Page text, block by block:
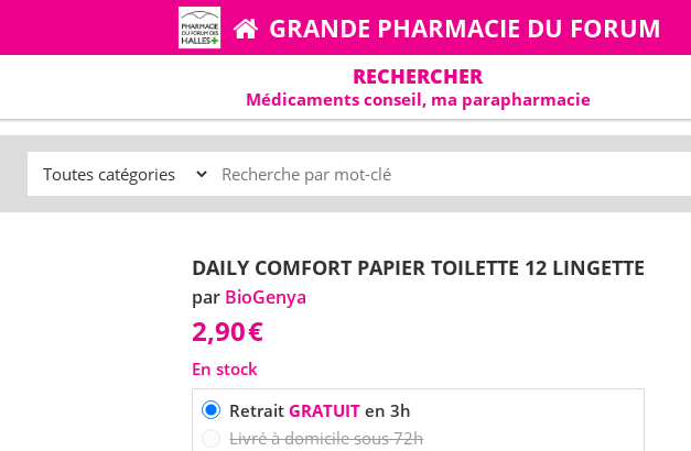
GRANDE PHARMACIE DU FORUM
RECHERCHER
Médicaments conseil, ma parapharmacie
DAILY COMFORT PAPIER TOILETTE 12 LINGETTE
par BioGenya
2,90€
En stock
RetraitGRATUIT en 3h
Livré à domicile sous 72h